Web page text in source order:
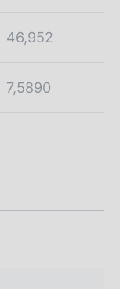
46,952
7,5890